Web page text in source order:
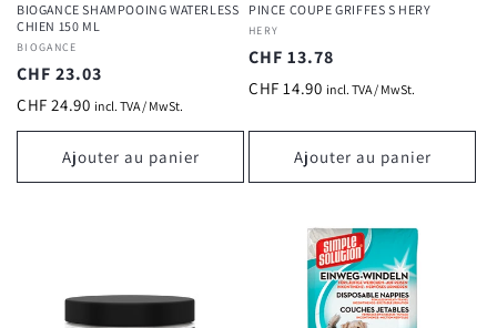
BIOGANCE SHAMPOOING WATERLESS
CHIEN 150 ML
Fournisseur :
BIOGANCE
Prix
habituel
CHF 23.03
CHF 24.90 incl. TVA / MwSt.
Ajouter au panier
PINCE COUPE GRIFFES S HERY
Fournisseur :
HERY
Prix
habituel
CHF 13.78
CHF 14.90 incl. TVA / MwSt.
Ajouter au panier